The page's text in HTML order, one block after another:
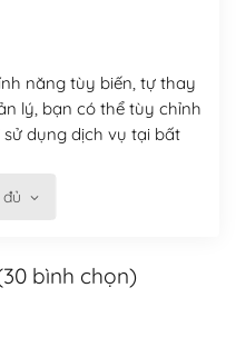
năng tùy biến, tự thay
lý, bạn có thể tùy chỉnh
dụng dịch vụ tại bất
miền và hosting để
bình chọn)